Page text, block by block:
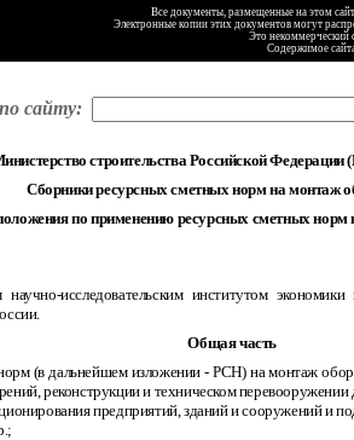
Все документы, размещенные на этом
Электронные копии этих документов могут
Это некоммерческий
Содержимое
сайту:
строительства Российской Федерации
Сборники ресурсных сметных норм на монтаж
по применению ресурсных сметных норм
исследовательским институтом
Общая часть
(в дальнейшем изложении-РСН) на монтаж
реконструкции и техническом
предприятий, зданий и сооружений и